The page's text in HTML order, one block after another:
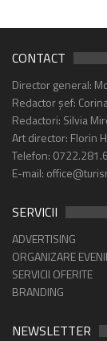
CONTACT
Director general:
Redactor șef:
Redactori: Silvia
Art director: Florin
Telefon:
E-mail:
SERVICII
ADVERTISING
ORGANIZARE
SERVICII OFERITE
BRANDING
NEWSLETTER